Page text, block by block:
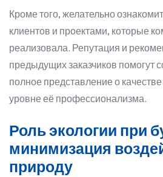
Кроме того, желательно
клиентов и проектами, которые
реализовала. Репутация и
предыдущих заказчиков помогут
полное представление о
уровне её профессионализма.
Роль экологии при
минимизация
природу